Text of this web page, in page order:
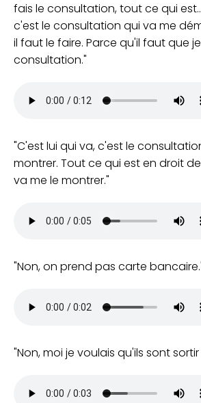
fais le consultation, tout ce qui
c'est le consultation qui va me
il faut le faire. Parce qu'il faut que
consultation.
C'est lui qui va, c'est le
montrer. Tout ce qui est en droit
va me le montrer.
Non, on prend pas carte bancaire.
Non, moi je voulais qu'ils sont